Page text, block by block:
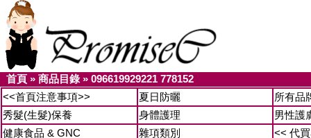
首頁 » 商品目錄» 096619929221 778152
<<首頁注意事項>>
夏日防曬
所有品
秀髮(生髮)保養
身體護理
男性護
健康食品 & GNC
雜項類別
<< 代